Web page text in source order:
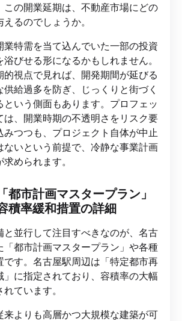
この開業延期は、不動産市場にどの
るのでしょうか。
業特需を当て込んでいた一部の投資
びせる形になるかもしれません。
的視点で見れば、開発期間が延びる
供給過多を防ぎ、じっくりと街づく
という側面もあります。プロフェッ
は、開業時期の不透明さをリスク要
みつつも、プロジェクト自体が中止
ないという前提で、冷静な事業計画
められます。
都市計画マスタープラン」
積率緩和措置の詳細
と並行して注目すべきなのが、名古
「都市計画マスタープラン」や各種
です。名古屋駅周辺は「特定都市再
」に指定されており、容積率の大幅
ています。
来よりも高層かつ大規模な建築が可